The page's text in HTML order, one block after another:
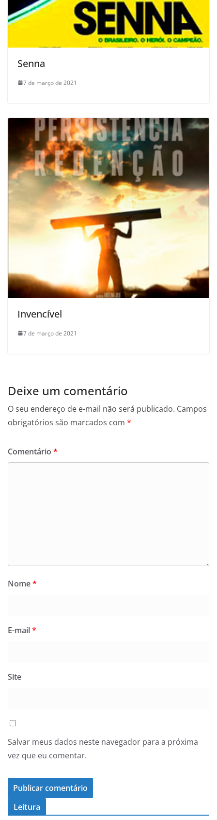
Senna
7 de março de 2021
Invencível
7 de março de 2021
Deixe um comentário
O seu endereço de e-mail não será publicado. Campos
obrigatórios são marcados com *
Comentário *
Nome*
E-mail*
Site
Salvar meus dados neste navegador para a próxima
vez que eu comentar.
Leitura